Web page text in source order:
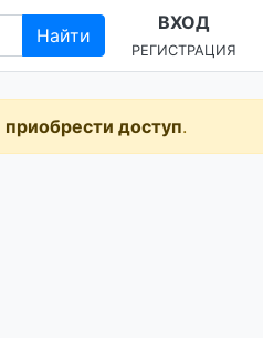
Найти
ВХОД
РЕГИСТРАЦИЯ
приобрести доступ.